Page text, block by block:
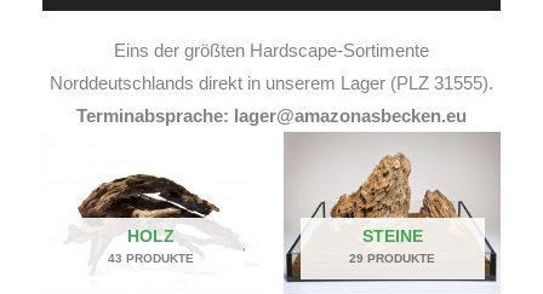
Eins der größten Hardscape-Sortimente
Norddeutschlands direkt in unserem Lager (PLZ 31555).
Terminabsprache: lager@amazonasbecken.eu
HOLZ
43 PRODUKTE
STEINE
29 PRODUKTE